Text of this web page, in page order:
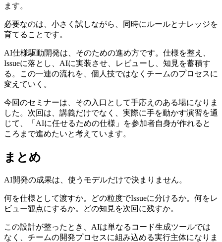
ます。
必要なのは、小さく試しながら、同時にルールとナレッジを
育てることです。
AI仕様駆動開発は、そのための進め方です。仕様を整え、
Issueに落とし、AIに実装させ、レビューし、知見を蓄積す
る。この一連の流れを、個人技ではなくチームのプロセスに
変えていく。
今回のセミナーは、その入口として手応えのある場になりま
した。次回は、講義だけでなく、実際に手を動かす演習を通
じて、「AIに任せるための仕様」を参加者自身が作れると
ころまで進めたいと考えています。
まとめ
AI開発の成果は、使うモデルだけで決まりません。
何を仕様として渡すか。どの粒度でIssueに分けるか。何をレ
ビュー観点にするか。どの知見を次回に残すか。
この設計が整ったとき、AIは単なるコード生成ツールでは
なく、チームの開発プロセスに組み込める実行主体になりま